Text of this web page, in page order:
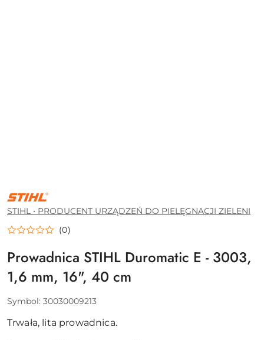
STIHL
•
PRODUCENT
URZĄDZEŃ
DO
PIELĘGNACJI
STIHL • PRODUCENT URZĄDZEŃ DO PIELĘGNACJI ZIELENI
(0)
Prowadnica STIHL Duromatic E - 3003,
1,6 mm, 16", 40 cm
Symbol: 30030009213
Trwała, lita prowadnica.